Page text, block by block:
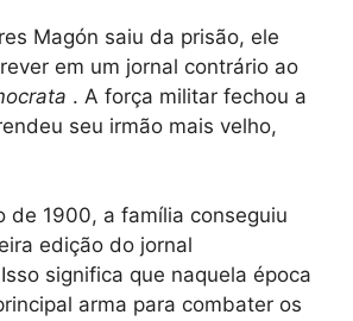
Magón saiu da prisão, ele
em um jornal contrário ao
. A força militar fechou a
seu irmão mais velho,
de 1900, a família conseguiu
edição do jornal
significa que naquela época
arma para combater os